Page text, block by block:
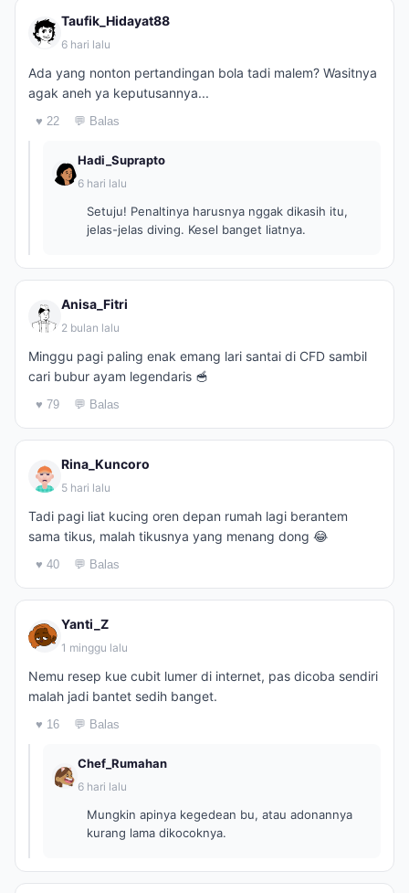
Taufik_Hidayat88
6 hari lalu
Ada yang nonton pertandingan bola tadi malem? Wasitnya
agak aneh ya keputusannya...
♥ 22 💬 Balas
Hadi_Suprapto
6 hari lalu
Setuju! Penaltinya harusnya nggak dikasih itu,
jelas-jelas diving. Kesel banget liatnya.
Anisa_Fitri
2 bulan lalu
Minggu pagi paling enak emang lari santai di CFD sambil
cari bubur ayam legendaris 🥣
♥ 79 💬 Balas
Rina_Kuncoro
5 hari lalu
Tadi pagi liat kucing oren depan rumah lagi berantem
sama tikus, malah tikusnya yang menang dong 😂
♥ 40 💬 Balas
Yanti_Z
1 minggu lalu
Nemu resep kue cubit lumer di internet, pas dicoba sendiri
malah jadi bantet sedih banget.
♥ 16 💬 Balas
Chef_Rumahan
6 hari lalu
Mungkin apinya kegedean bu, atau adonannya
kurang lama dikocoknya.